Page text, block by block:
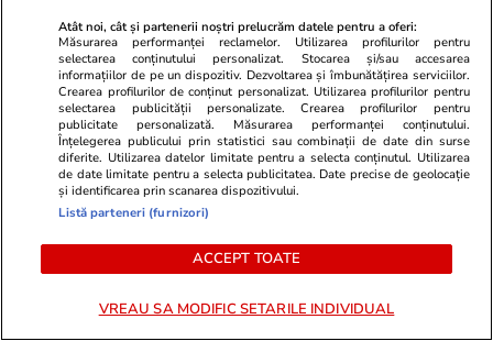
Vacanțe și Cultură 17 iul.
Ce nume se sărbătoresc de
Sfântul Ilie. Cui îi spunem La
Mulți Ani
Atât noi, cât și partenerii noștri prelucrăm datele pentru a oferi:
Măsurarea performanței reclamelor. Utilizarea profilurilor pentru
selectarea conținutului personalizat. Stocarea și/sau accesarea
informațiilor de pe un dispozitiv. Dezvoltarea și îmbunătățirea serviciilor.
Crearea profilurilor de conținut personalizat. Utilizarea profilurilor pentru
selectarea publicității personalizate. Crearea profilurilor pentru
publicitate personalizată. Măsurarea performanței conținutului.
Înțelegerea publicului prin statistici sau combinații de date din surse
diferite. Utilizarea datelor limitate pentru a selecta conținutul. Utilizarea
de date limitate pentru a selecta publicitatea. Date precise de geolocație
și identificarea prin scanarea dispozitivului.
Listă parteneri (furnizori)
ACCEPT TOATE
VREAU SA MODIFIC SETARILE INDIVIDUAL